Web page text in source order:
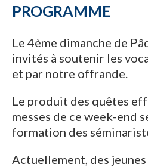
PROGRAMME
Le 4ème dimanche de
invités à soutenir les
et par notre offrande.
Le produit des quêtes
messes de ce week-end
formation des
Actuellement, des